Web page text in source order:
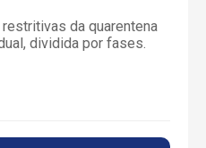
da quarentena
dividida por fases.